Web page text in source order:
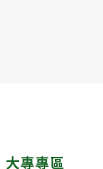
大專專區